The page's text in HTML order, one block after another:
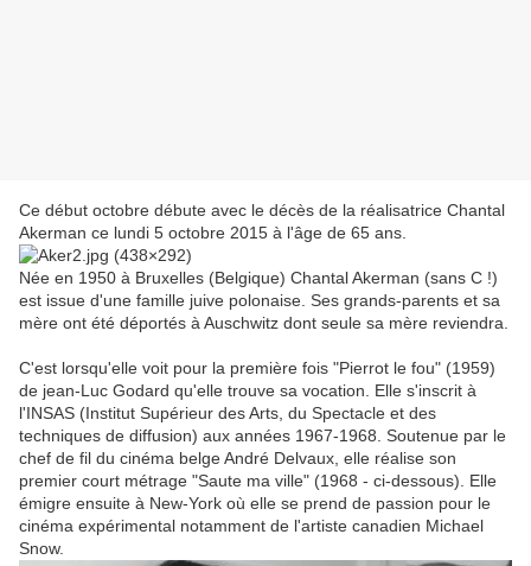
Ce début octobre débute avec le décès de la réalisatrice Chantal
Akerman ce lundi 5 octobre 2015 à l'âge de 65 ans.
Née en 1950 à Bruxelles (Belgique) Chantal Akerman (sans C !)
est issue d'une famille juive polonaise. Ses grands-parents et sa
mère ont été déportés à Auschwitz dont seule sa mère reviendra.
C'est lorsqu'elle voit pour la première fois "Pierrot le fou" (1959)
de jean-Luc Godard qu'elle trouve sa vocation. Elle s'inscrit à
l'INSAS (Institut Supérieur des Arts, du Spectacle et des
techniques de diffusion) aux années 1967-1968. Soutenue par le
chef de fil du cinéma belge André Delvaux, elle réalise son
premier court métrage "Saute ma ville" (1968 - ci-dessous). Elle
émigre ensuite à New-York où elle se prend de passion pour le
cinéma expérimental notamment de l'artiste canadien Michael
Snow.